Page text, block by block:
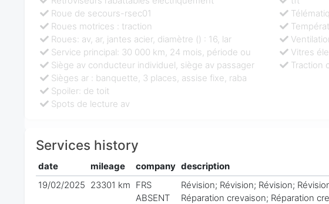
Roue de secours-rsec01
Roues motrices : traction
Roues: av, ar, jantes acier, diamètre () : 16, lar
Service principal: 30 000 km, 24 mois, période ou
Siège av conducteur individuel, siège av passager
Sièges ar : banquette, 3 places, assise fixe, raba
Spoiler: de toit
Spots de lecture av
Vitres
Traction
Services history
date mileage company description
19/02/2025 23301 km FRS
ABSENT
Révision; Révision; Révision;
Réparation crevaison; Réparation